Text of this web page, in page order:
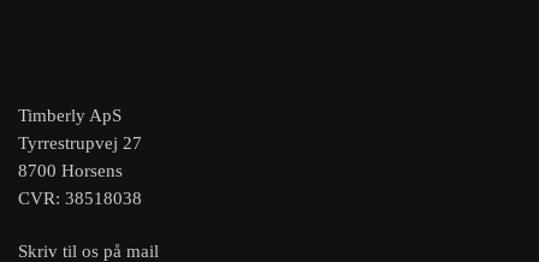
Timberly ApS
Tyrrestrupvej 27
8700 Horsens
CVR: 38518038
Skriv til os på mail